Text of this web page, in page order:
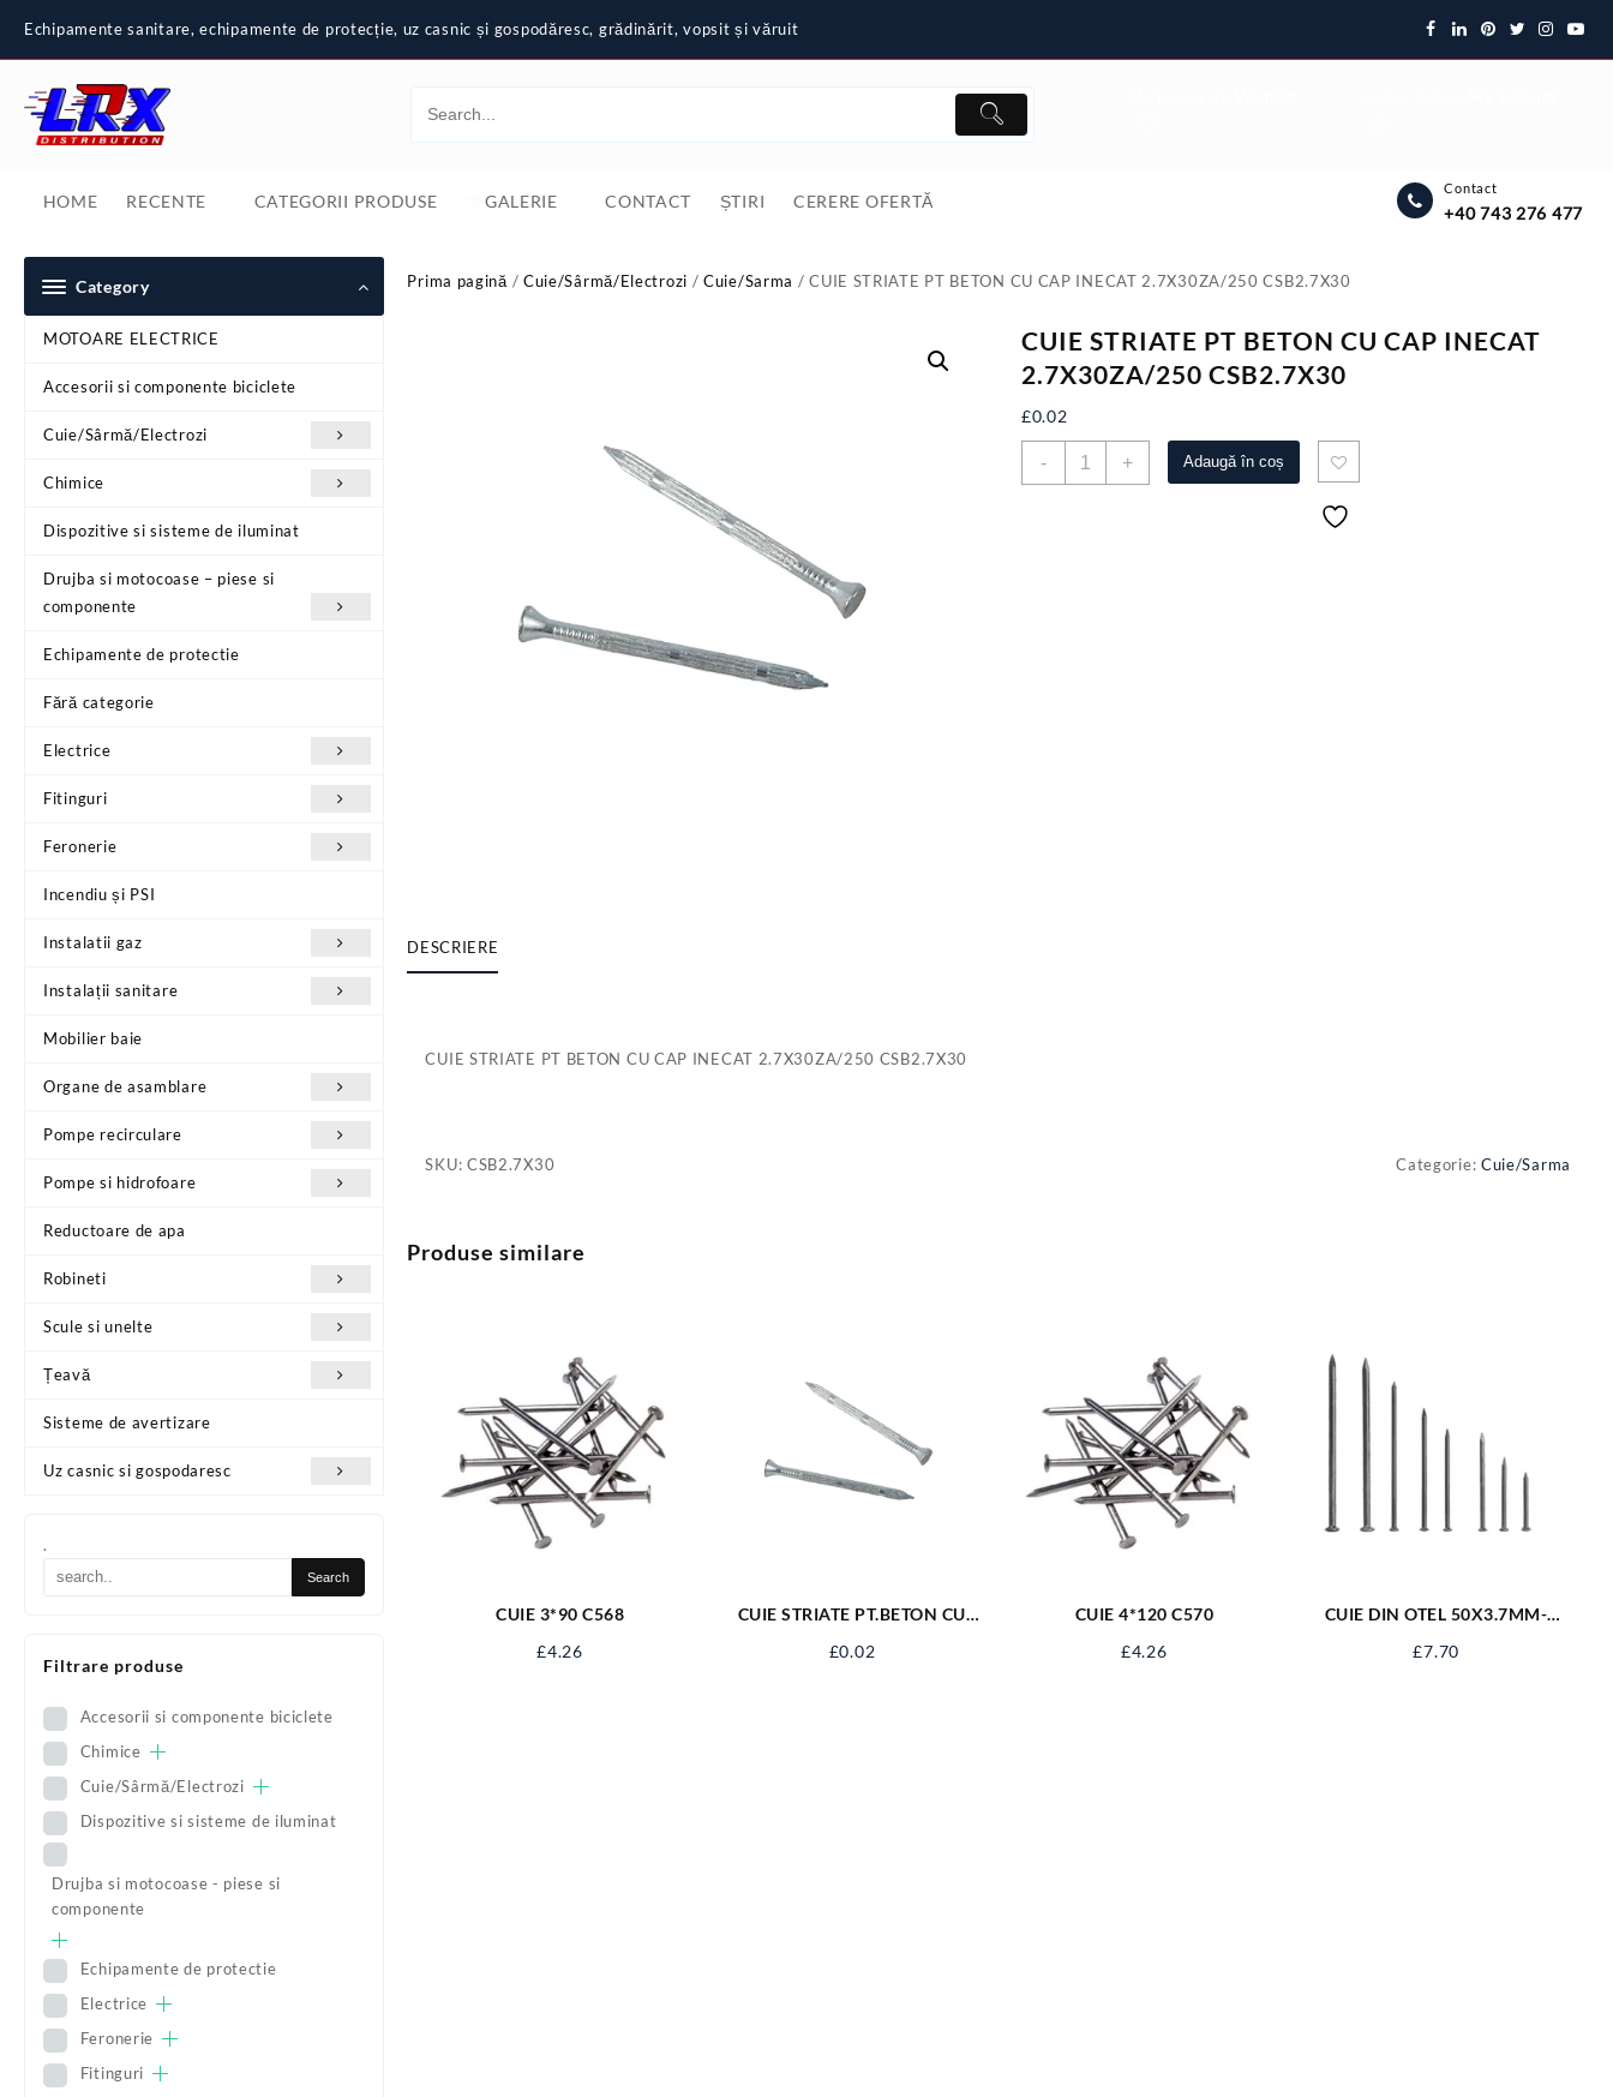
content
Echipamente sanitare, echipamente de protecție, uz casnic și gospodăresc, grădinărit, vopsit și văruit
HOME RECENTE CATEGORII PRODUSE GALERIE CONTACT ȘTIRI CERERE OFERTĂ
Contact
+40 743 276 477
Category
MOTOARE ELECTRICE
Accesorii si componente biciclete
Cuie/Sârmă/Electrozi
Chimice
Dispozitive si sisteme de iluminat
Drujba si motocoase – piese si
componente
Echipamente de protectie
Fără categorie
Electrice
Fitinguri
Feronerie
Incendiu și PSI
Instalatii gaz
Instalații sanitare
Mobilier baie
Organe de asamblare
Pompe recirculare
Pompe si hidrofoare
Reductoare de apa
Robineti
Scule si unelte
Țeavă
Sisteme de avertizare
Uz casnic si gospodaresc
.
Filtrare produse
Accesorii si componente biciclete
Chimice
Cuie/Sârmă/Electrozi
Dispozitive si sisteme de iluminat
Drujba si motocoase - piese si
componente
Echipamente de protectie
Electrice
Feronerie
Fitinguri
Prima pagină / Cuie/Sârmă/Electrozi /Cuie/Sarma / CUIE STRIATE PT BETON CU CAP INECAT 2.7X30ZA/250 CSB2.7X30
CUIE STRIATE PT BETON CU CAP INECAT
2.7X30ZA/250 CSB2.7X30
£0.02
-
Cantitate+ Adaugă în coș
DESCRIERE
CUIE STRIATE PT BETON CU CAP INECAT 2.7X30ZA/250 CSB2.7X30
SKU: CSB2.7X30 Categorie: Cuie/Sarma
Produse similare
CUIE 3*90 C568
£4.26
CUIE STRIATE PT.BETON CU
CB2.7X50ST
£0.02
CUIE 4*120 C570
£4.26
CUIE DIN OTEL 50X3.7MM-
£7.70